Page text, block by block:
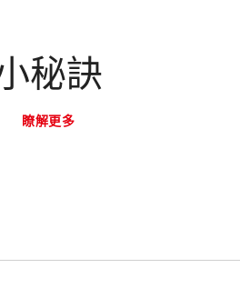
秘訣
瞭解更多